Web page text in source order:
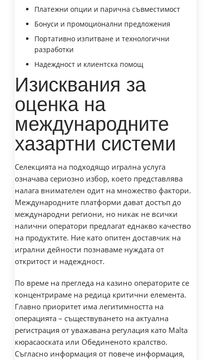
Платежни опции и парична съвместимост
Бонуси и промоционални предложения
Портативно изпитване и технологични
разработки
Надеждност и клиентска помощ
Изисквания за
оценка на
международните
хазартни системи
Селекцията на подходящо игрална услуга
означава сериозно избор, което представлява
налага внимателен одит на множество фактори.
Международните платформи дават достъп до
международни региони, но никак не всички
налични оператори предлагат еднакво качество
на продуктите. Ние като опитен доставчик на
игрални дейности познаваме нуждата от
откритост и надеждност.
По време на прегледа на казино операторите се
концентрираме на редица критични елемента.
Главно приоритет има легитимността на
операцията – съществуването на актуална
регистрация от уважавана регулация като Malta
кюрасаоската или Обединеното кралство.
Съгласно информация от повече информация,